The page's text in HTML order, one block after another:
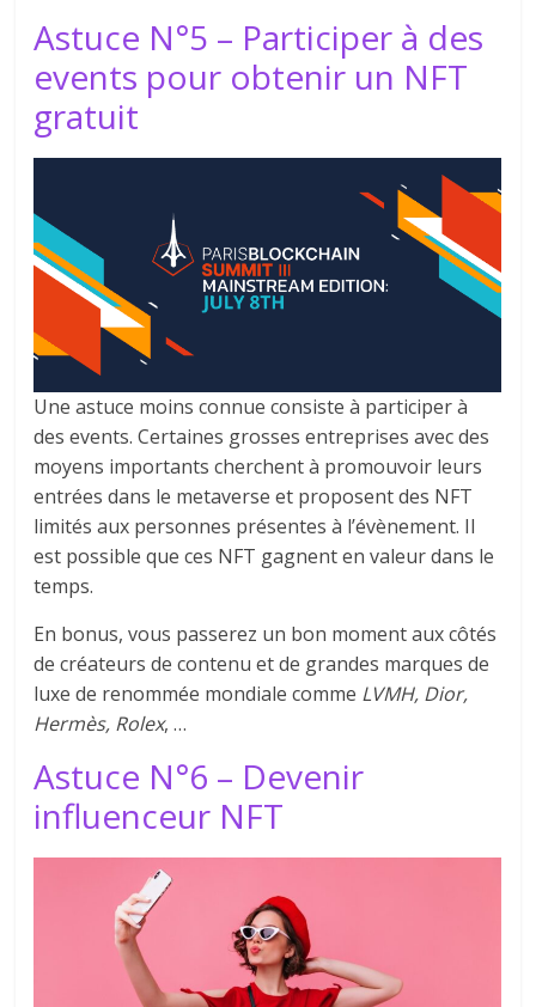
Astuce N°5 – Participer à des
events pour obtenir un NFT
gratuit
Une astuce moins connue consiste à participer à
des events. Certaines grosses entreprises avec des
moyens importants cherchent à promouvoir leurs
entrées dans le metaverse et proposent des NFT
limités aux personnes présentes à l’évènement. Il
est possible que ces NFT gagnent en valeur dans le
temps.
En bonus, vous passerez un bon moment aux côtés
de créateurs de contenu et de grandes marques de
luxe de renommée mondiale comme LVMH, Dior,
Hermès, Rolex, …
Astuce N°6 – Devenir
influenceur NFT